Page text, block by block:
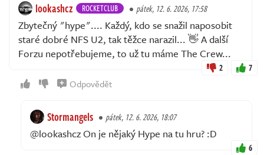
lookashcz ROCKETCLUB pátek, 12. 6. 2026, 17:58
Zbytečný "hype".... Každý, kdo se snažil naposobit
staré dobré NFS U2, tak těžce narazil... 👋 A další
Forzu nepotřebujeme, to už tu máme The Crew...
2 7
Odpovědět
Stormangels pátek, 12. 6. 2026, 18:07
@lookashcz On je nějaký Hype na tu hru? :D
6